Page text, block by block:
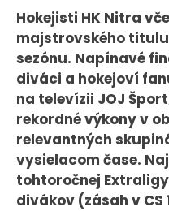
PRESS
Tlačové správy
B2B Rozhovory
VEREJNÉ
Hokejisti HK Nitra
majstrovského
sezónu. Napínavé
diváci a hokejoví
na televízii JOJ
rekordné výkony v
relevantných
vysielacom čase.
tohtoročnej
divákov (zásah v CS